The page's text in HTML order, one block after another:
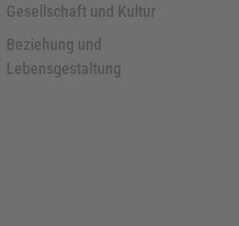
Gesellschaft und Kultur
Beziehung und
Lebensgestaltung